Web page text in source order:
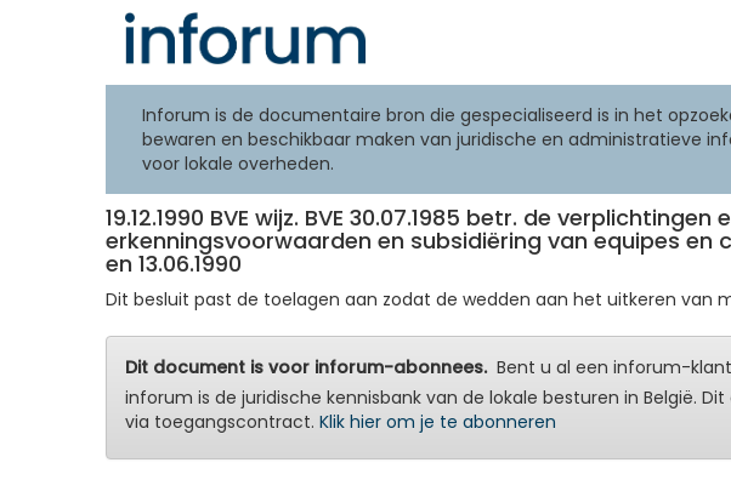
Inforum is de documentaire bron die gespecialiseerd is in het
bewaren en beschikbaar maken van juridische en administratieve
voor lokale overheden.
19.12.1990 BVE wijz. BVE 30.07.1985 betr. de
erkenningsvoorwaarden en subsidiëring van equipes en
en 13.06.1990
Dit besluit past de toelagen aan zodat de wedden aan het uitkeren van
Dit document is voor inforum-abonnees.Bent u al een inforum-
inforum is de juridische kennisbank van de lokale besturen in België.
via toegangscontract. Klik hier om je te abonneren